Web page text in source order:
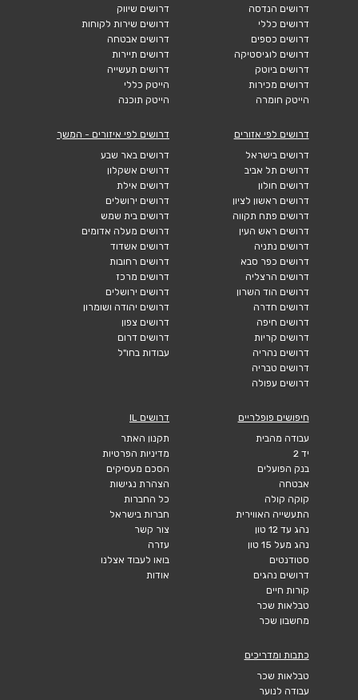
דרושים הנדסה
דרושים כללי
דרושים כספים
דרושים לוגיסטיקה
דרושים ביוטק
דרושים מכירות
הייטק חומרה
דרושים שיווק
דרושים שירות לקוחות
דרושים אבטחה
דרושים תיירות
דרושים תעשייה
הייטק כללי
הייטק תוכנה
דרושים לפי אזורים
דרושים בישראל
דרושים תל אביב
דרושים חולון
דרושים ראשון לציון
דרושים פתח תקווה
דרושים ראש העין
דרושים נתניה
דרושים כפר סבא
דרושים הרצליה
דרושים הוד השרון
דרושים חדרה
דרושים חיפה
דרושים קריות
דרושים נהריה
דרושים טבריה
דרושים עפולה
דרושים לפי איזורים - המשך
דרושים באר שבע
דרושים אשקלון
דרושים אילת
דרושים ירושלים
דרושים בית שמש
דרושים מעלה אדומים
דרושים אשדוד
דרושים רחובות
דרושים מרכז
דרושים ירושלים
דרושים יהודה ושומרון
דרושים צפון
דרושים דרום
עבודות בחו"ל
חיפושים פופלריים
עבודה מהבית
יד 2
בנק הפועלים
אבטחה
קוקה קולה
התעשייה האווירית
נהג עד 12 טון
נהג מעל 15 טון
סטודנטים
דרושים נהגים
קורות חיים
טבלאות שכר
מחשבון שכר
דרושים IL
תקנון האתר
מדיניות הפרטיות
הסכם מעסיקים
הצהרת נגישות
כל החברות
חברות בישראל
צור קשר
עזרה
בואו לעבוד אצלנו
אודות
כתבות ומדריכים
טבלאות שכר
עבודה לנוער